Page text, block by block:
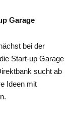
Garage
bei der
Start-up Garage
sucht ab
Ideen mit